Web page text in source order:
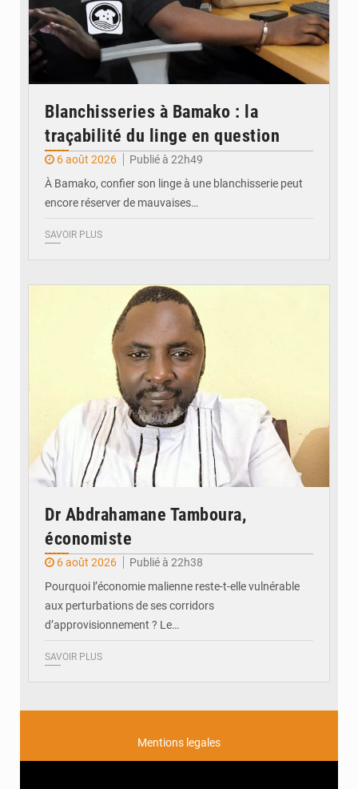
Blanchisseries à Bamako : la
traçabilité du linge en question
6 août 2026
Publié à 22h49
À Bamako, confier son linge à une blanchisserie peut
encore réserver de mauvaises…
SAVOIR PLUS
Dr Abdrahamane Tamboura,
économiste
6 août 2026
Publié à 22h38
Pourquoi l’économie malienne reste-t-elle vulnérable
aux perturbations de ses corridors
d’approvisionnement ? Le…
SAVOIR PLUS
Mentions legales